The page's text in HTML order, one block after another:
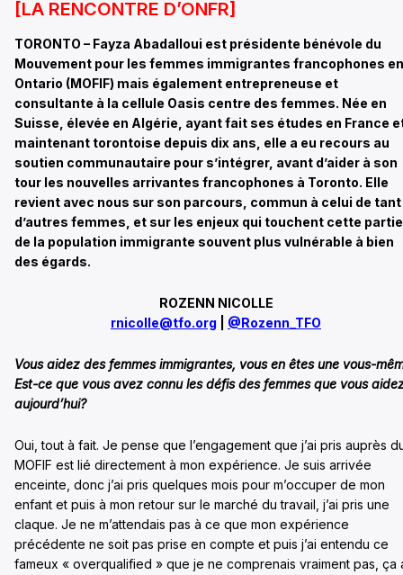
[LA RENCONTRE D’ONFR]
TORONTO – Fayza Abadalloui est présidente bénévole du
Mouvement pour les femmes immigrantes francophones en
Ontario (MOFIF) mais également entrepreneuse et
consultante à la cellule Oasis centre des femmes. Née en
Suisse, élevée en Algérie, ayant fait ses études en France
maintenant torontoise depuis dix ans, elle a eu recours au
soutien communautaire pour s’intégrer, avant d’aider à son
tour les nouvelles arrivantes francophones à Toronto. Elle
revient avec nous sur son parcours, commun à celui de tant
d’autres femmes, et sur les enjeux qui touchent cette partie
de la population immigrante souvent plus vulnérable à bien
des égards.
ROZENN NICOLLE
rnicolle@tfo.org
@Rozenn_TFO
Vous aidez des femmes immigrantes, vous en êtes une vous-
Est-ce que vous avez connu les défis des femmes que vous
aujourd’hui?
Oui, tout à fait. Je pense que l’engagement que j’ai pris auprès
MOFIF est lié directement à mon expérience. Je suis arrivée
enceinte, donc j’ai pris quelques mois pour m’occuper de mon
enfant et puis à mon retour sur le marché du travail, j’ai pris une
claque. Je ne m’attendais pas à ce que mon expérience
précédente ne soit pas prise en compte et puis j’ai entendu ce
fameux « overqualified » que je ne comprenais vraiment pas, ça